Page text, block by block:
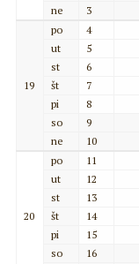
ne
3
19
po
4
ut
5
st
6
št
7
pi
8
so
9
ne
10
20
po
11
ut
12
st
13
št
14
pi
15
so
16